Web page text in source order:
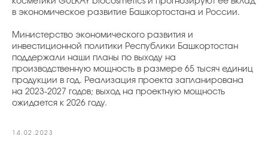
в экономическое развитие Башкортостана и России.
Министерство экономического развития и
инвестиционной политики Республики Башкортостан
поддержали наши планы по выходу на
производственную мощность в размере 65 тысяч единиц
продукции в год. Реализация проекта запланирована
на 2023-2027 годов; выход на проектную мощность
ожидается к 2026 году.
14.02.2023